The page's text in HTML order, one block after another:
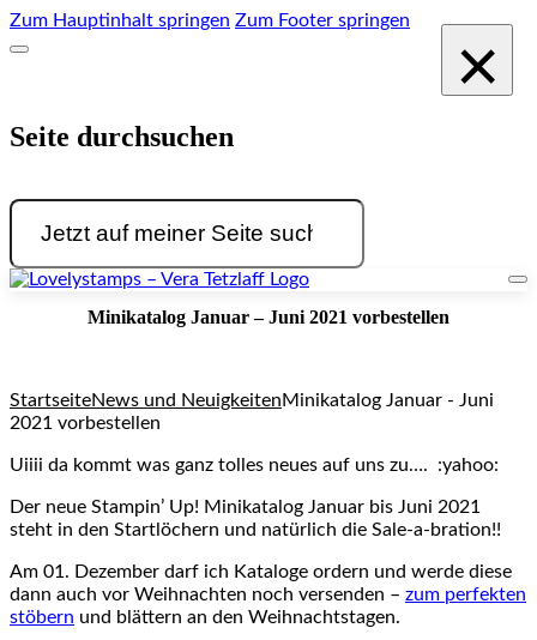
Zum Hauptinhalt springen Zum Footer springen
Seite durchsuchen
Suchen
×
Minikatalog Januar – Juni 2021 vorbestellen
StartseiteNews und NeuigkeitenMinikatalog Januar - Juni
2021 vorbestellen
Uiiii da kommt was ganz tolles neues auf uns zu…. :yahoo:
Der neue Stampin’ Up! Minikatalog Januar bis Juni 2021
steht in den Startlöchern und natürlich die Sale-a-bration!!
Am 01. Dezember darf ich Kataloge ordern und werde diese
dann auch vor Weihnachten noch versenden – zum perfekten
stöbern und blättern an den Weihnachtstagen.